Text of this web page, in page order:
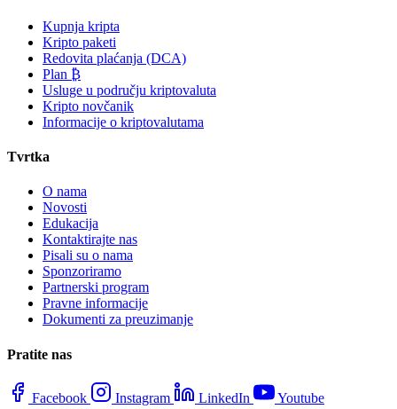
Kupnja kripta
Kripto paketi
Redovita plaćanja (DCA)
Plan ₿
Usluge u području kriptovaluta
Kripto novčanik
Informacije o kriptovalutama
Tvrtka
O nama
Novosti
Edukacija
Kontaktirajte nas
Pisali su o nama
Sponzoriramo
Partnerski program
Pravne informacije
Dokumenti za preuzimanje
Pratite nas
Facebook Instagram LinkedIn Youtube